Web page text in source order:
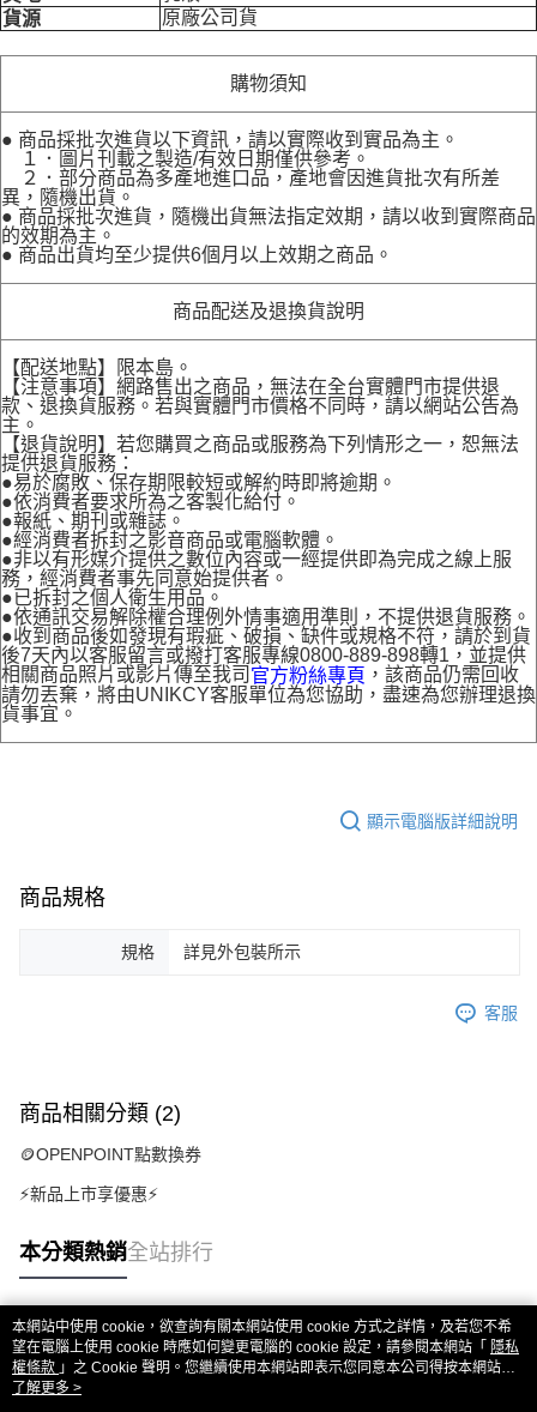
貨源
原廠公司貨
購物須知
● 商品採批次進貨以下資訊，請以實際收到實品為主。
１．圖片刊載之製造/有效日期僅供參考。
２．部分商品為多產地進口品，產地會因進貨批次有所差
異，隨機出貨。
● 商品採批次進貨，隨機出貨無法指定效期，請以收到實際商品
的效期為主。
● 商品出貨均至少提供6個月以上效期之商品。
商品配送及退換貨說明
【配送地點】限本島。
【注意事項】網路售出之商品，無法在全台實體門市提供退
款、退換貨服務。若與實體門市價格不同時，請以網站公告為
主。
【退貨說明】若您購買之商品或服務為下列情形之一，恕無法
提供退貨服務：
●易於腐敗、保存期限較短或解約時即將逾期。
●依消費者要求所為之客製化給付。
●報紙、期刊或雜誌。
●經消費者拆封之影音商品或電腦軟體。
●非以有形媒介提供之數位內容或一經提供即為完成之線上服
務，經消費者事先同意始提供者。
●已拆封之個人衛生用品。
●依通訊交易解除權合理例外情事適用準則，不提供退貨服務。
●收到商品後如發現有瑕疵、破損、缺件或規格不符，請於到貨
後7天內以客服留言或撥打客服專線0800-889-898轉1，並提供
相關商品照片或影片傳至我司 官方粉絲專頁 ，該商品仍需回收
請勿丟棄，將由UNIKCY客服單位為您協助，盡速為您辦理退換
貨事宜。
顯示電腦版詳細說明
商品規格
規格 詳見外包裝所示
客服
商品相關分類 (2)
🪙OPENPOINT點數換券
⚡新品上市享優惠⚡
本分類熱銷全站排行
熱門標籤
本網站中使用 cookie，欲查詢有關本網站使用 cookie 方式之詳情，及若您不希
望在電腦上使用 cookie 時應如何變更電腦的 cookie 設定，請參閱本網站「 隱私
權條款 」之 Cookie 聲明。您繼續使用本網站即表示您同意本公司得按本網站使
用條款之 Cookie 聲明使用 cookie。
了解更多 >